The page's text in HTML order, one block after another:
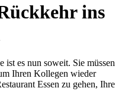
ins
es nun soweit. Sie müssen
Ihren Kollegen wieder
Essen zu gehen, Ihre